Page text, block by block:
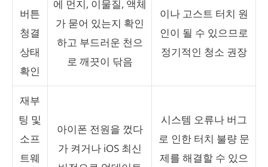
버튼
청결
상태
확인
에 먼지, 이물질, 액체
가 묻어 있는지 확인
하고 부드러운 천으
로 깨끗이 닦음
이나 고스트 터치 원
인이 될 수 있으므로
정기적인 청소 권장
재부
팅 및
소프
트웨
아이폰 전원을 껐다
가 켜거나 iOS 최신
시스템 오류나 버그
로 인한 터치 불량 문
제를 해결할 수 있으